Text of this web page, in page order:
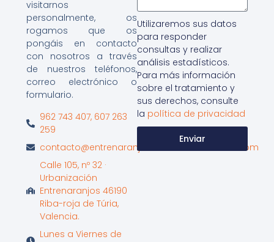
visitarnos
personalmente, os
rogamos que os
pongáis en contacto
con nosotros a través
de nuestros teléfonos,
correo electrónico o
formulario.
962 743 407, 607 263
259
contacto@entrenaranjosinternationalschool.com
Calle 105, nº 32 ·
Urbanización
Entrenaranjos 46190
Riba-roja de Túria,
Valencia.
Lunes a Viernes de
Utilizaremos sus datos
para responder
consultas y realizar
análisis estadísticos.
Para más información
sobre el tratamiento y
sus derechos, consulte
la política de privacidad
Enviar